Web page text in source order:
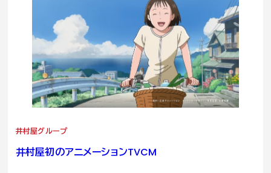
井村屋グループ
井村屋初のアニメーションTVCM